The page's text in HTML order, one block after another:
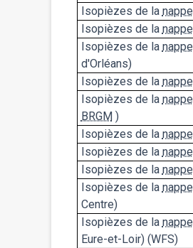
Isopièzes de la nappe
Isopièzes de la nappe
Isopièzes de la nappe
d'Orléans)
Isopièzes de la nappe
Isopièzes de la nappe
BRGM )
Isopièzes de la nappe
Isopièzes de la nappe
Isopièzes de la nappe
Isopièzes de la nappe
Centre)
Isopièzes de la nappe
Eure-et-Loir) (WFS)